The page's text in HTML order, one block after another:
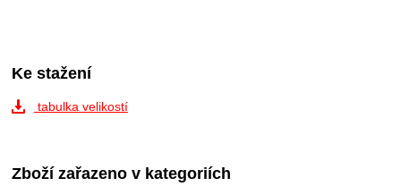
Ke stažení
tabulka velikostí
Zboží zařazeno v kategoriích